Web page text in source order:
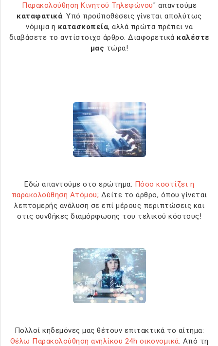
Παρακολούθηση Κινητού Τηλεφώνου" απαντούμε
καταφατικά. Υπό προϋποθέσεις γίνεται απολύτως
νόμιμα η κατασκοπεία, αλλά πρώτα πρέπει να
διαβάσετε το αντίστοιχο άρθρο. Διαφορετικά καλέστε
μας τώρα!
Εδώ απαντούμε στο ερώτημα: Πόσο κοστίζει η
παρακολούθηση Ατόμου; Δείτε το άρθρο, όπου γίνεται
λεπτομερής ανάλυση σε επί μέρους περιπτώσεις και
στις συνθήκες διαμόρφωσης του τελικού κόστους!
Πολλοί κηδεμόνες μας θέτουν επιτακτικά το αίτημα:
Θέλω Παρακολούθηση ανηλίκου 24h οικονομικά. Από τη